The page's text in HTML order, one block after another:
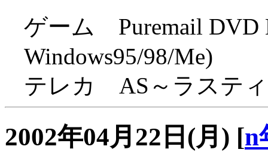
ゲーム Puremail DVD
Windows95/98/Me)
テレカ AS～ラステ
2002年04月22日(月) [n